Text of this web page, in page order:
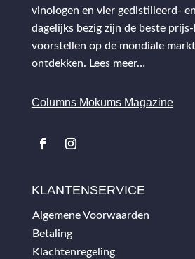
vinologen en vier gedistilleerd-
dagelijks bezig zijn de beste
voorstellen op de mondiale
ontdekken. Lees meer…
Columns Mokums Magazine
KLANTENSERVICE
Algemene Voorwaarden
Betaling
Klachtenregeling